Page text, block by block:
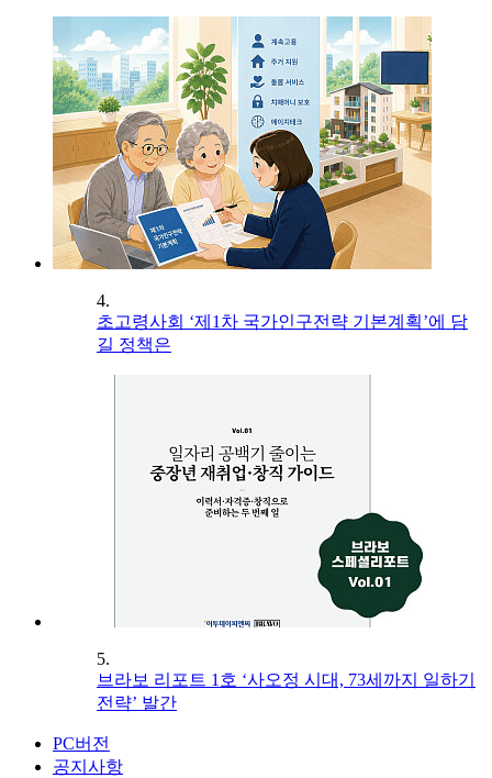
4.
초고령사회 ‘제1차 국가인구전략 기본계획’에 담
길 정책은
5.
브라보 리포트 1호 ‘사오정 시대, 73세까지 일하기
전략’ 발간
PC버전
공지사항